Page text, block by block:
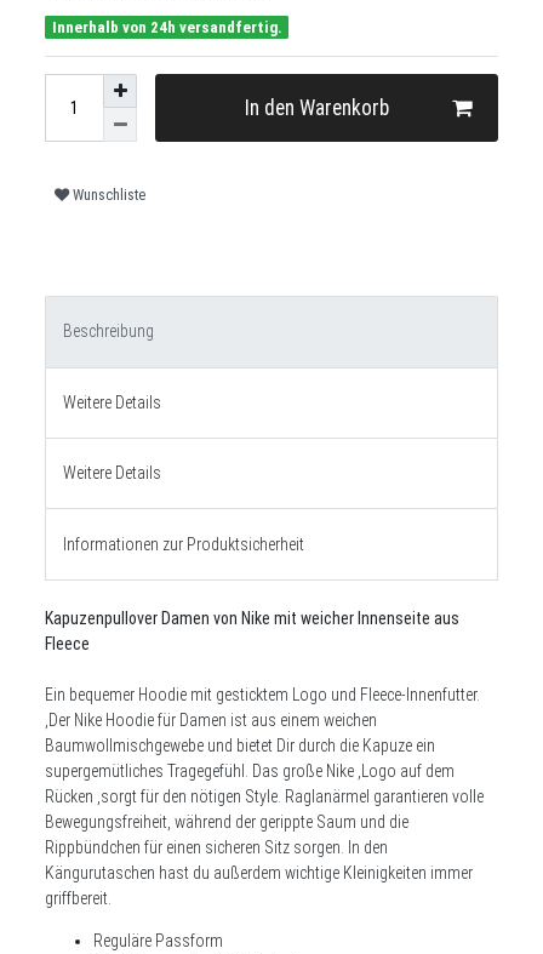
Innerhalb von 24h versandfertig.
In den Warenkorb
Wunschliste
Beschreibung
Weitere Details
Weitere Details
Informationen zur Produktsicherheit
Kapuzenpullover Damen von Nike mit weicher Innenseite aus
Fleece
Ein bequemer Hoodie mit gesticktem Logo und Fleece-Innenfutter.
,Der Nike Hoodie für Damen ist aus einem weichen
Baumwollmischgewebe und bietet Dir durch die Kapuze ein
supergemütliches Tragegefühl. Das große Nike ,Logo auf dem
Rücken ,sorgt für den nötigen Style. Raglanärmel garantieren volle
Bewegungsfreiheit, während der gerippte Saum und die
Rippbündchen für einen sicheren Sitz sorgen. In den
Kängurutaschen hast du außerdem wichtige Kleinigkeiten immer
griffbereit.
Reguläre Passform